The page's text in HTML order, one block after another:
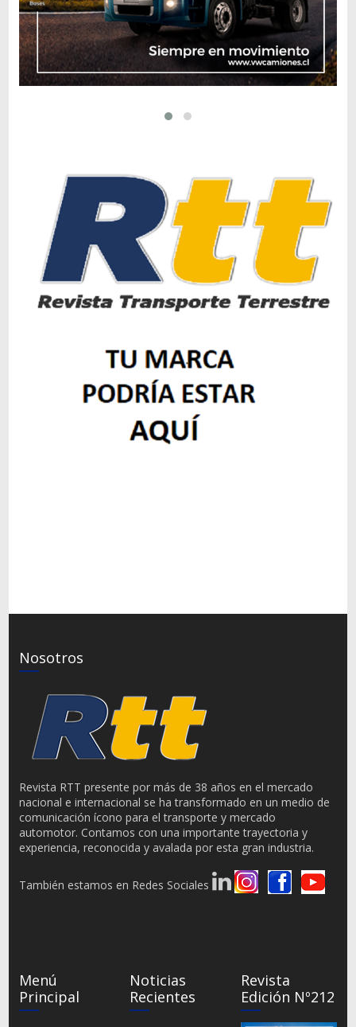
Nosotros
Revista RTT presente por más de 38 años en el mercado
nacional e internacional se ha transformado en un medio de
comunicación ícono para el transporte y mercado
automotor. Contamos con una importante trayectoria y
experiencia, reconocida y avalada por esta gran industria.
También estamos en Redes Sociales
Menú
Principal
Noticias
Recientes
Revista
Edición Nº212